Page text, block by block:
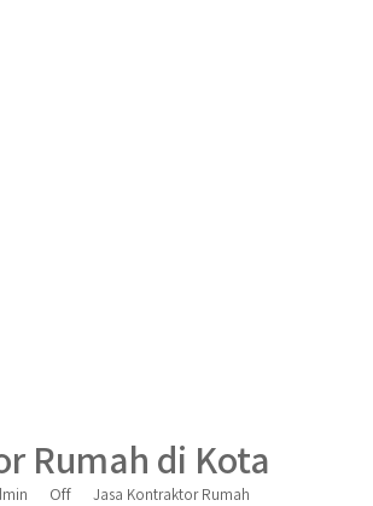
Rumah di Kota
Off Jasa Kontraktor Rumah